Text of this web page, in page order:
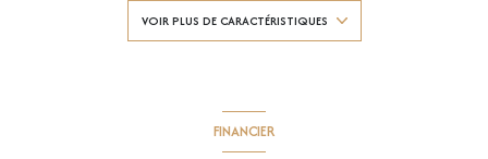
VOIR PLUS DE CARACTÉRISTIQUES
FINANCIER